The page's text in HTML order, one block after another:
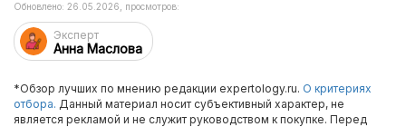
Эксперт
Анна Маслова
Обновлено: 26.05.2026, просмотров:
*Обзор лучших по мнению редакции expertology.ru. О критериях
отбора. Данный материал носит субъективный характер, не
является рекламой и не служит руководством к покупке. Перед